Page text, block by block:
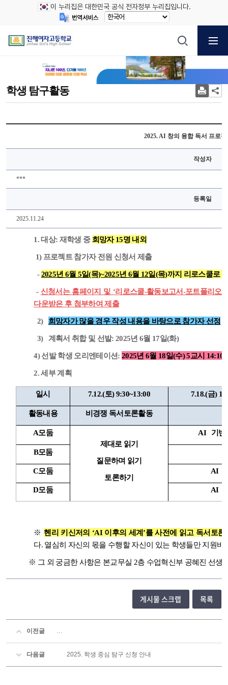
이 누리집은 대한민국 공식 전자정부 누리집입니다.
학생 탐구활동
2025. AI 창의 융합 독서 프로
작성자
***
등록일
2025.11.24
1. 대상: 재학생 중 희망자 15명 내외
1) 프로젝트 참가자 전원 신청서 제출
-2025년 6월 5일(목)~2025년 6월 12일(목)까지 리로스쿨로
- 신청서는 홈페이지 및 ‘리로스쿨-활동보고서-포트폴리오
다운받은 후 첨부하여 제출
2) 희망자가 많을 경우 작성 내용을 바탕으로 참가자 선정
3) 계획서 취합 및 선발: 2025년 6월 17일(화)
4) 선발 학생 오리엔테이션: 2025년 6월 18일(수) 5교시
2. 세부 계획
일시 7.12.(토) 9:30~13:00 7.18.(금)
활동내용 비경쟁 독서토론활동
A모둠
제대로 읽기
질문하며 읽기
토론하기
AI 기반
B모둠
C모둠 AI
D모둠 AI
※ 헨리 키신저의 ‘AI 이후의 세계’를 사전에 읽고 독서토
다. 열심히 자신의 몫을 수행할 자신이 있는 학생들만 지원바
※ 그 외 궁금한 사항은 본교무실 2층 수업혁신부 공혜진 선생
게시물 스크랩 목록
이전글
다음글 2025. 학생 중심 탐구 신청 안내